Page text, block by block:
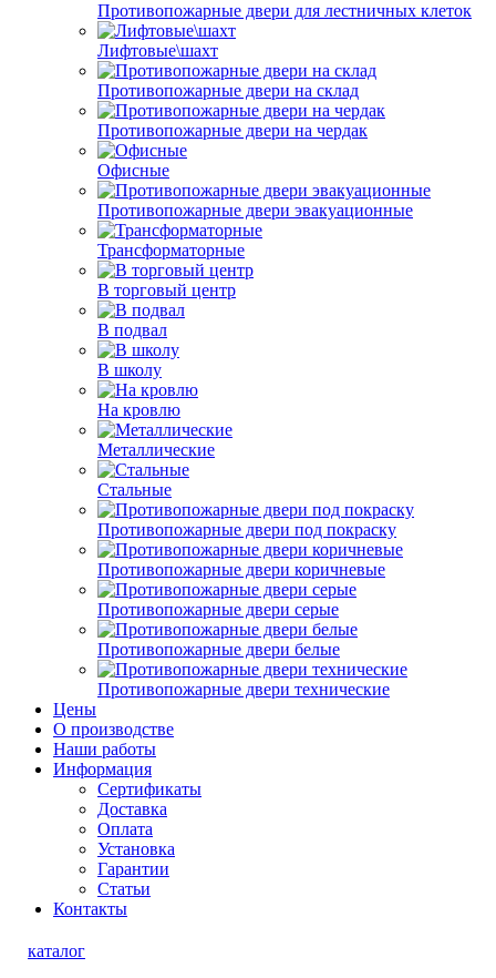
Противопожарные двери для лестничных клеток
Лифтовые\шахт
Противопожарные двери на склад
Противопожарные двери на чердак
Офисные
Противопожарные двери эвакуационные
Трансформаторные
В торговый центр
В подвал
В школу
На кровлю
Металлические
Стальные
Противопожарные двери под покраску
Противопожарные двери коричневые
Противопожарные двери серые
Противопожарные двери белые
Противопожарные двери технические
Цены
О производстве
Наши работы
Информация
Сертификаты
Доставка
Оплата
Установка
Гарантии
Статьи
Контакты
каталог